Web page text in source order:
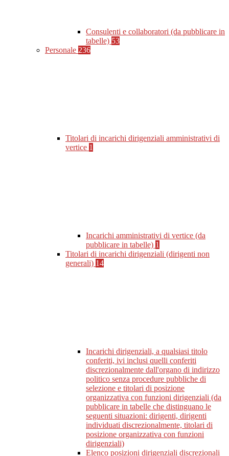
Consulenti e collaboratori (da pubblicare in
tabelle) 53
Personale 236
Titolari di incarichi dirigenziali amministrativi di
vertice 1
Incarichi amministrativi di vertice (da
pubblicare in tabelle) 1
Titolari di incarichi dirigenziali (dirigenti non
generali) 14
Incarichi dirigenziali, a qualsiasi titolo
conferiti, ivi inclusi quelli conferiti
discrezionalmente dall'organo di indirizzo
politico senza procedure pubbliche di
selezione e titolari di posizione
organizzativa con funzioni dirigenziali (da
pubblicare in tabelle che distinguano le
seguenti situazioni: dirigenti, dirigenti
individuati discrezionalmente, titolari di
posizione organizzativa con funzioni
dirigenziali)
Elenco posizioni dirigenziali discrezionali